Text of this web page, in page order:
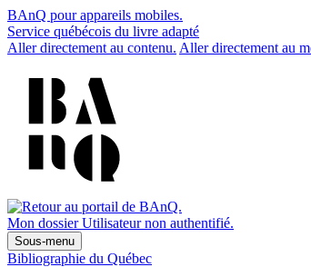
BAnQ pour appareils mobiles.
Service québécois du livre adapté
Aller directement au contenu. Aller directement au
Mon dossier Utilisateur non authentifié.
Sous-menu
Bibliographie du Québec